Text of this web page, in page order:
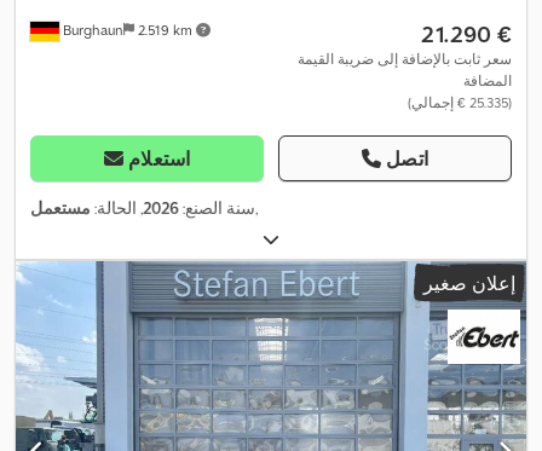
Burghaun 2.519 km ‏21.290 €
سعر ثابت بالإضافة إلى ضريبة القيمة
المضافة
(‏25.335 € إجمالي)
استعلام اتصل
سنة الصنع:2026, الحالة: مستعمل ,
إعلان صغير